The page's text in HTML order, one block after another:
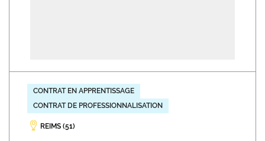
CONTRAT EN APPRENTISSAGE
CONTRAT DE PROFESSIONNALISATION
REIMS (51)